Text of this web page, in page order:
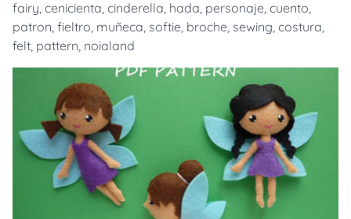
fairy, cenicienta, cinderella, hada, personaje, cuento,
patron, fieltro, muñeca, softie, broche, sewing, costura,
felt, pattern, noialand